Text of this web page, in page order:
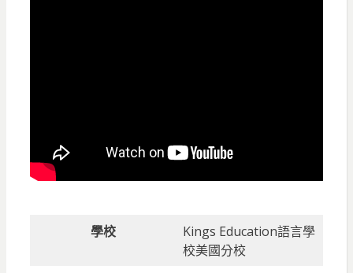
學校
Kings Education語言學
校美國分校